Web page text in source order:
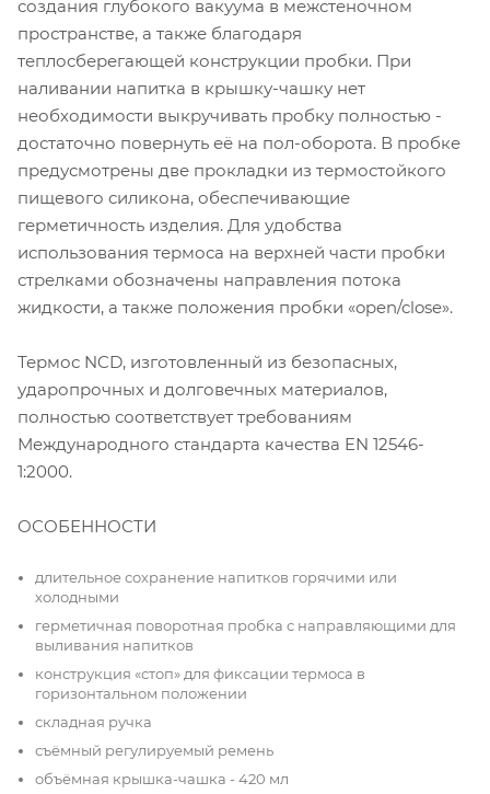
создания глубокого вакуума в межстеночном
пространстве, а также благодаря
теплосберегающей конструкции пробки. При
наливании напитка в крышку-чашку нет
необходимости выкручивать пробку полностью -
достаточно повернуть её на пол-оборота. В пробке
предусмотрены две прокладки из термостойкого
пищевого силикона, обеспечивающие
герметичность изделия. Для удобства
использования термоса на верхней части пробки
стрелками обозначены направления потока
жидкости, а также положения пробки «open/close».
Термос NCD, изготовленный из безопасных,
ударопрочных и долговечных материалов,
полностью соответствует требованиям
Международного стандарта качества EN 12546-
1:2000.
ОСОБЕННОСТИ
длительное сохранение напитков горячими или
холодными
герметичная поворотная пробка с направляющими для
выливания напитков
конструкция «стоп» для фиксации термоса в
горизонтальном положении
складная ручка
съёмный регулируемый ремень
объёмная крышка-чашка - 420 мл